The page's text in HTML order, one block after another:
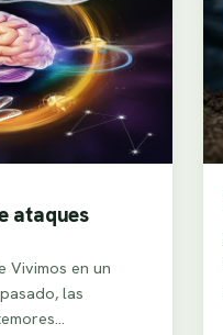
ataques
Vivimos en un
las